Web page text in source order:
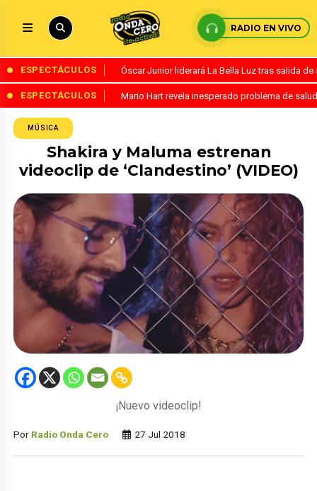
RADIO EN VIVO
ESPECTÁCULOS Óscar Junior liderará La Bella Luz tras salida
ESPECTÁCULOS Mario Hart revela inesperado problema de
MÚSICA
Shakira y Maluma estrenan
videoclip de ‘Clandestino’ (VIDEO)
¡Nuevo videoclip!
Por Radio Onda Cero 27 Jul 2018